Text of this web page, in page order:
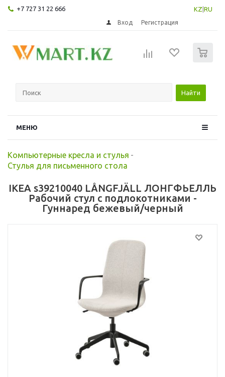
+7 727 31 22 666 KZ RU
Вход Регистрация
Найти
МЕНЮ
Компьютерные кресла и стулья -
Стулья для письменного стола
IKEA s39210040 LÅNGFJÄLL ЛОНГФЬЕЛЛЬ
Рабочий стул с подлокотниками -
Гуннаред бежевый/черный